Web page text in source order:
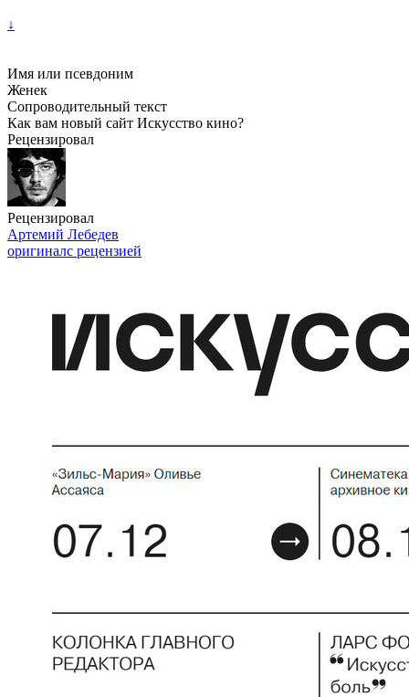
↓
Имя или псевдоним
Женек
Сопроводительный текст
Как вам новый сайт Искусство кино?
Рецензировал
Рецензировал
Артемий Лебедев
оригиналс рецензией